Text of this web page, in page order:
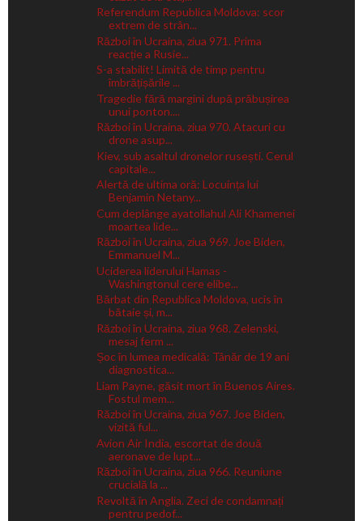
Referendum Republica Moldova: scor
extrem de strân...
Război în Ucraina, ziua 971. Prima
reacție a Rusie...
S-a stabilit! Limită de timp pentru
îmbrățișările ...
Tragedie fără margini după prăbușirea
unui ponton....
Război în Ucraina, ziua 970. Atacuri cu
drone asup...
Kiev, sub asaltul dronelor rusești. Cerul
capitale...
Alertă de ultima oră: Locuința lui
Benjamin Netany...
Cum deplânge ayatollahul Ali Khamenei
moartea lide...
Război în Ucraina, ziua 969. Joe Biden,
Emmanuel M...
Uciderea liderului Hamas -
Washingtonul cere elibe...
Bărbat din Republica Moldova, ucis în
bătaie și, m...
Război în Ucraina, ziua 968. Zelenski,
mesaj ferm ...
Șoc în lumea medicală: Tânăr de 19 ani
diagnostica...
Liam Payne, găsit mort în Buenos Aires.
Fostul mem...
Război în Ucraina, ziua 967. Joe Biden,
vizită ful...
Avion Air India, escortat de două
aeronave de lupt...
Război în Ucraina, ziua 966. Reuniune
crucială la ...
Revoltă în Anglia. Zeci de condamnați
pentru pedof...